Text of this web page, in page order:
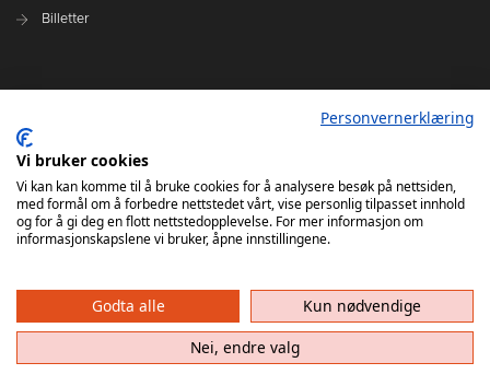
Billetter
Ansvarlig redaktør: Tore Solberg
Haslum HK har ikke ansvar for innhold på eksterne nettsider som det lenkes til. Kopiering
av materiale fra Haslum HK for bruk annet sted er ikke tillatt uten avtale.
Personvernerklæring
Vi bruker cookies
Vi kan kan komme til å bruke cookies for å analysere besøk på nettsiden,
med formål om å forbedre nettstedet vårt, vise personlig tilpasset innhold
og for å gi deg en flott nettstedopplevelse. For mer informasjon om
informasjonskapslene vi bruker, åpne innstillingene.
Godta alle
Kun nødvendige
Nei, endre valg